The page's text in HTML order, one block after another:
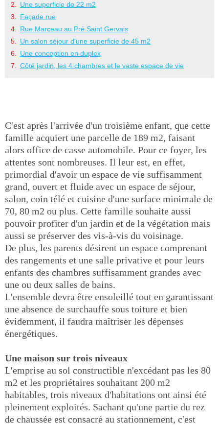
Une superficie de 22 m2
Façade rue
Rue Marceau au Pré Saint Gervais
Un salon séjour d'une superficie de 45 m2
Une conception en duplex
Côté jardin, les 4 chambres et le vaste espace de vie
C'est après l'arrivée d'un troisième enfant, que cette
famille acquiert une parcelle de 189 m2, faisant
alors office de casse automobile. Pour ce foyer, les
attentes sont nombreuses. Il leur est, en effet,
primordial d'avoir un espace de vie suffisamment
grand, ouvert et fluide avec un espace de séjour,
salon, coin télé et cuisine d'une surface minimale de
70, 80 m2 ou plus. Cette famille souhaite aussi
pouvoir profiter d'un jardin et de la végétation mais
aussi se préserver des vis-à-vis du voisinage.
De plus, les parents désirent un espace comprenant
des rangements et une salle privative et pour leurs
enfants des chambres suffisamment grandes avec
une ou deux salles de bains.
L'ensemble devra être ensoleillé tout en garantissant
une absence de surchauffe sous toiture et bien
évidemment, il faudra maîtriser les dépenses
énergétiques.
Une maison sur trois niveaux
L'emprise au sol constructible n'excédant pas les 80
m2 et les propriétaires souhaitant 200 m2
habitables, trois niveaux d'habitations ont ainsi été
pleinement exploités. Sachant qu'une partie du rez
de chaussée est consacré au stationnement, c'est